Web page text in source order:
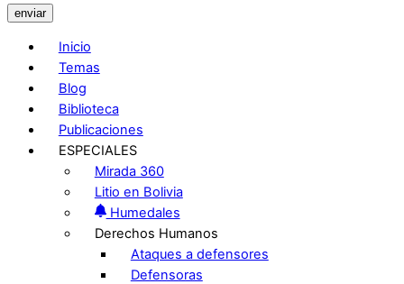
enviar
Inicio
Temas
Blog
Biblioteca
Publicaciones
ESPECIALES
Mirada 360
Litio en Bolivia
Humedales
Derechos Humanos
Ataques a defensores
Defensoras